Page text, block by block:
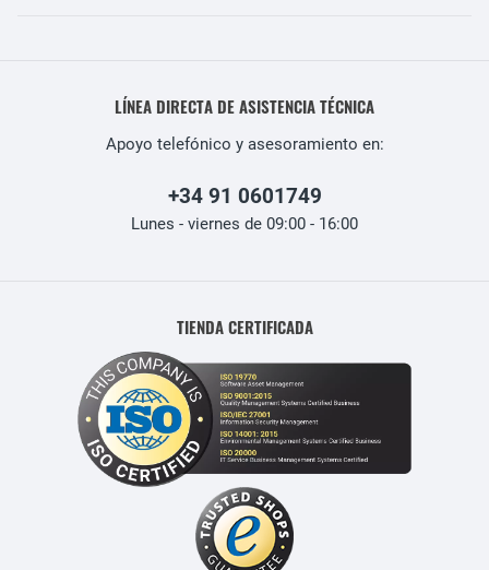
LÍNEA DIRECTA DE ASISTENCIA TÉCNICA
Apoyo telefónico y asesoramiento en:
+34 91 0601749
Lunes - viernes de 09:00 - 16:00
TIENDA CERTIFICADA